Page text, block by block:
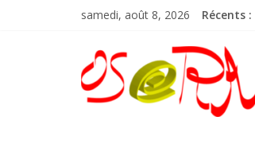
samedi, août 8, 2026 Récents :
OSeRA
osera